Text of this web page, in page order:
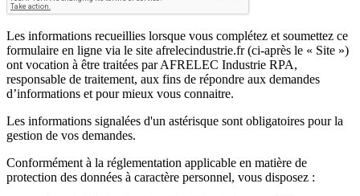
Les informations recueillies lorsque vous complétez et soumettez ce
formulaire en ligne via le site afrelecindustrie.fr (ci-après le « Site »)
ont vocation à être traitées par AFRELEC Industrie RPA,
responsable de traitement, aux fins de répondre aux demandes
d’informations et pour mieux vous connaitre.
Les informations signalées d'un astérisque sont obligatoires pour la
gestion de vos demandes.
Conformément à la réglementation applicable en matière de
protection des données à caractère personnel, vous disposez :